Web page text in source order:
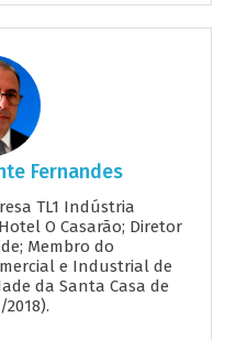
Fernandes
TL1 Indústria
O Casarão; Diretor
Membro do
e Industrial de
da Santa Casa de